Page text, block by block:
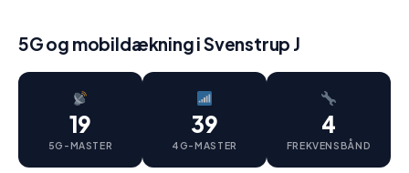
5G og mobildækning i Svenstrup J
19
5G-MASTER
39
4G-MASTER
4
FREKVENSBÅND